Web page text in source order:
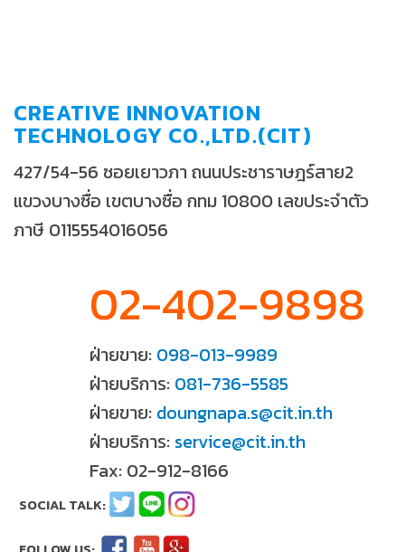
CREATIVE INNOVATION
TECHNOLOGY CO.,LTD.(CIT)
427/54-56 ซอยเยาวภา ถนนประชาราษฎร์สาย2
แขวงบางซื่อ เขตบางซื่อ กทม 10800 เลขประจำตัว
ภาษี 0115554016056
02-402-9898
ฝ่ายขาย: 098-013-9989
ฝ่ายบริการ: 081-736-5585
ฝ่ายขาย: doungnapa.s@cit.in.th
ฝ่ายบริการ: service@cit.in.th
Fax: 02-912-8166